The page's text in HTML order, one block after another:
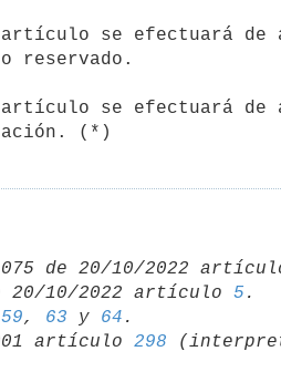
reservado.
(*)
de 20/10/2022
20/10/2022 artículo 5
59, 63 y 64
artículo 298